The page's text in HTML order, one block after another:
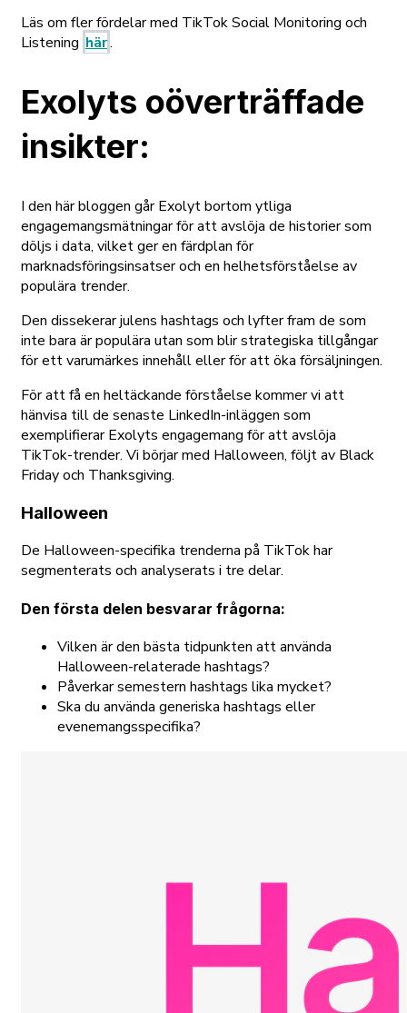
Läs om fler fördelar med TikTok Social Monitoring och
Listening här.
Exolyts oöverträffade
insikter:
I den här bloggen går Exolyt bortom ytliga
engagemangsmätningar för att avslöja de historier som
döljs i data, vilket ger en färdplan för
marknadsföringsinsatser och en helhetsförståelse av
populära trender.
Den dissekerar julens hashtags och lyfter fram de som
inte bara är populära utan som blir strategiska tillgångar
för ett varumärkes innehåll eller för att öka försäljningen.
För att få en heltäckande förståelse kommer vi att
hänvisa till de senaste LinkedIn-inläggen som
exemplifierar Exolyts engagemang för att avslöja
TikTok-trender. Vi börjar med Halloween, följt av Black
Friday och Thanksgiving.
Halloween
De Halloween-specifika trenderna på TikTok har
segmenterats och analyserats i tre delar.
Den första delen besvarar frågorna:
Vilken är den bästa tidpunkten att använda
Halloween-relaterade hashtags?
Påverkar semestern hashtags lika mycket?
Ska du använda generiska hashtags eller
evenemangsspecifika?